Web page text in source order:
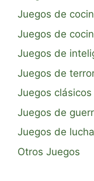
Juegos de
Juegos de
Juegos de
Juegos de
Juegos clásicos
Juegos de
Juegos de lucha
Otros Juegos